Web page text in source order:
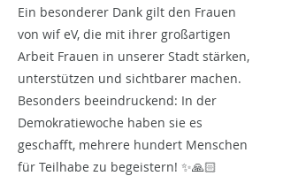
Ein besonderer Dank gilt den Frauen
von wif eV, die mit ihrer großartigen
Arbeit Frauen in unserer Stadt stärken,
unterstützen und sichtbarer machen.
Besonders beeindruckend: In der
Demokratiewoche haben sie es
geschafft, mehrere hundert Menschen
für Teilhabe zu begeistern! ✨🙏🏻